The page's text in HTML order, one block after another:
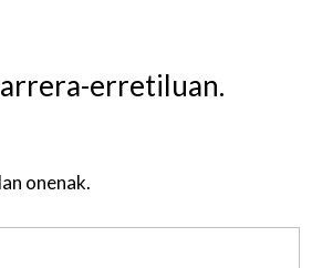
erretiluan.
onenak.